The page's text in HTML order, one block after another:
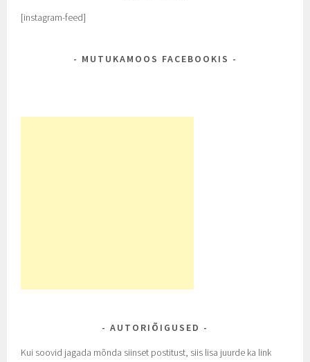
[instagram-feed]
MUTUKAMOOS FACEBOOKIS
AUTORIÕIGUSED
Kui soovid jagada mõnda siinset postitust, siis lisa juurde ka link